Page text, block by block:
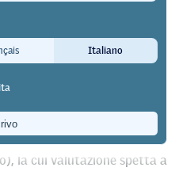
a diventare
di qualificazione è
lavoro pratico individuale
la cui valutazione spetta a
Italiano